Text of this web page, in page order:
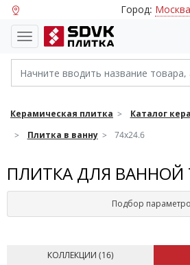
Город: Москва
Керамическая плитка
Каталог
Плитка в ванну
74х24.6
ПЛИТКА ДЛЯ ВАННОЙ
Подбор
КОЛЛЕКЦИИ (16)